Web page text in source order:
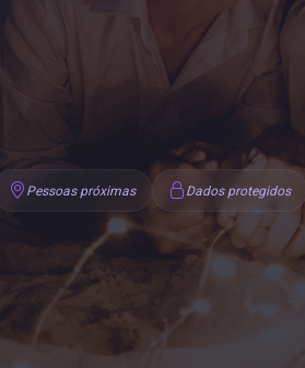
Pessoas próximas Dados protegidos